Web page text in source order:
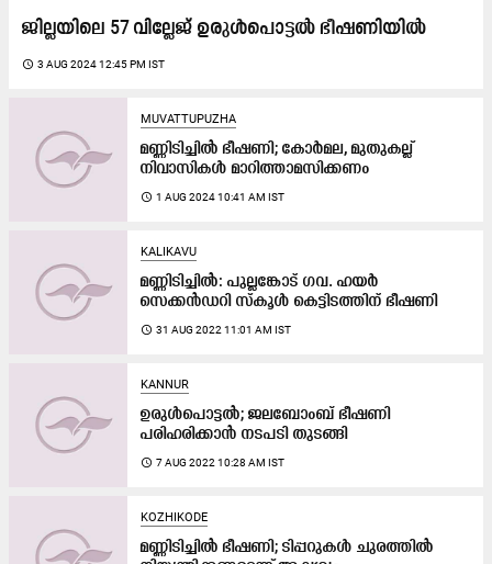
ജില്ലയിലെ 57 വില്ലേജ്​ ഉരുള്‍പൊട്ടല്‍ ഭീഷണിയില്‍
access_time 3 AUG 2024 12:45 PM IST
MUVATTUPUZHA
മണ്ണിടിച്ചിൽ ഭീഷണി; കോർമല, മുതുകല്ല്​
നിവാസികൾ​ മാറിത്താമസിക്കണം
access_time 1 AUG 2024 10:41 AM IST
KALIKAVU
മണ്ണിടിച്ചിൽ: പുല്ലങ്കോട് ഗവ. ഹയർ
സെക്കൻഡറി സ്കൂൾ കെട്ടിടത്തിന് ഭീഷണി
access_time 31 AUG 2022 11:01 AM IST
KANNUR
ഉരുൾപൊട്ടൽ; ജലബോംബ് ഭീഷണി
പരിഹരിക്കാൻ നടപടി തുടങ്ങി
access_time 7 AUG 2022 10:28 AM IST
KOZHIKODE
മണ്ണിടിച്ചിൽ ഭീഷണി; ടിപ്പറുകൾ ചുരത്തിൽ